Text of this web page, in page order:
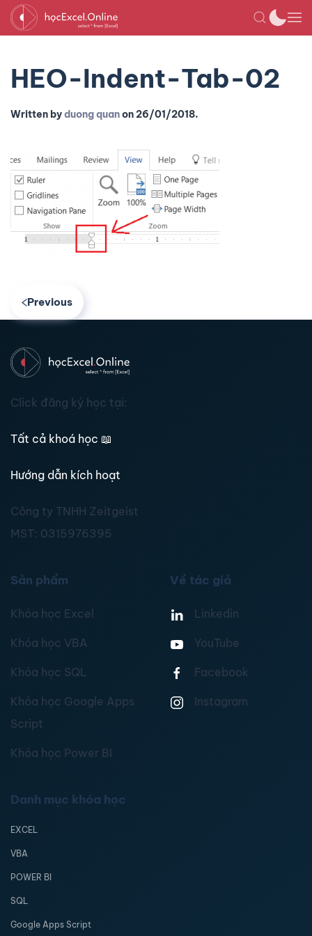
HEO-Indent-Tab-02
Written byduong quanon26/01/2018.
Previous
Click đăng ký học tại:
Tất cả khoá học 📖
Hướng dẫn kích hoạt
Công ty TNHH Zeitgeist
MST: 0315976395
Sản phẩm
Khóa học Excel
Khóa học VBA
Khóa học SQL
Khóa học Google Apps
Script
Khóa học Power BI
Về tác giả
Linkedin
YouTube
Facebook
Instagram
Danh mục khóa học
EXCEL
VBA
POWER BI
SQL
Google Apps Script